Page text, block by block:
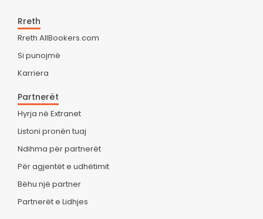
Rreth
Rreth AllBookers.com
Si punojmë
Karriera
Partnerët
Hyrja në Extranet
Listoni pronën tuaj
Ndihma për partnerët
Për agjentët e udhëtimit
Bëhu një partner
Partnerët e Lidhjes